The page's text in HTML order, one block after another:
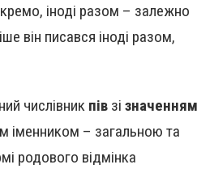
іноді разом – залежно
він писався іноді разом,
числівник пів зі значенням
іменником – загальною та
родового відмінка